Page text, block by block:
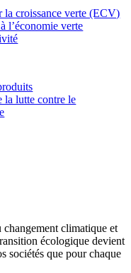
la croissance verte (ECV)
l’économie verte
la lutte contre le
climatique et
écologique devient
sociétés que pour chaque